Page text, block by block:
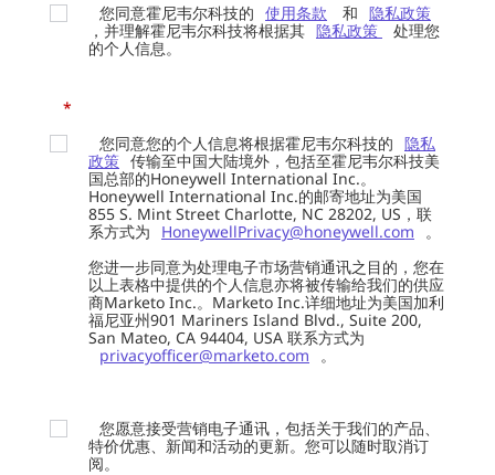
您同意霍尼韦尔科技的 使用条款 和 隐私政策
，并理解霍尼韦尔科技将根据其 隐私政策
处理您
的个人信息。
*
您同意您的个人信息将根据霍尼韦尔科技的 隐私
政策 传输至中国大陆境外，包括至霍尼韦尔科技美
国总部的Honeywell International Inc.。
Honeywell International Inc.的邮寄地址为美国
855 S. Mint Street Charlotte, NC 28202, US，联
系方式为
HoneywellPrivacy@honeywell.com
。
您进一步同意为处理电子市场营销通讯之目的，您在
以上表格中提供的个人信息亦将被传输给我们的供应
商Marketo Inc.。Marketo Inc.详细地址为美国加利
福尼亚州901 Mariners Island Blvd., Suite 200,
San Mateo, CA 94404, USA 联系方式为
privacyofficer@marketo.com
。
您愿意接受营销电子通讯，包括关于我们的产品、
特价优惠、新闻和活动的更新。您可以随时取消订
阅。